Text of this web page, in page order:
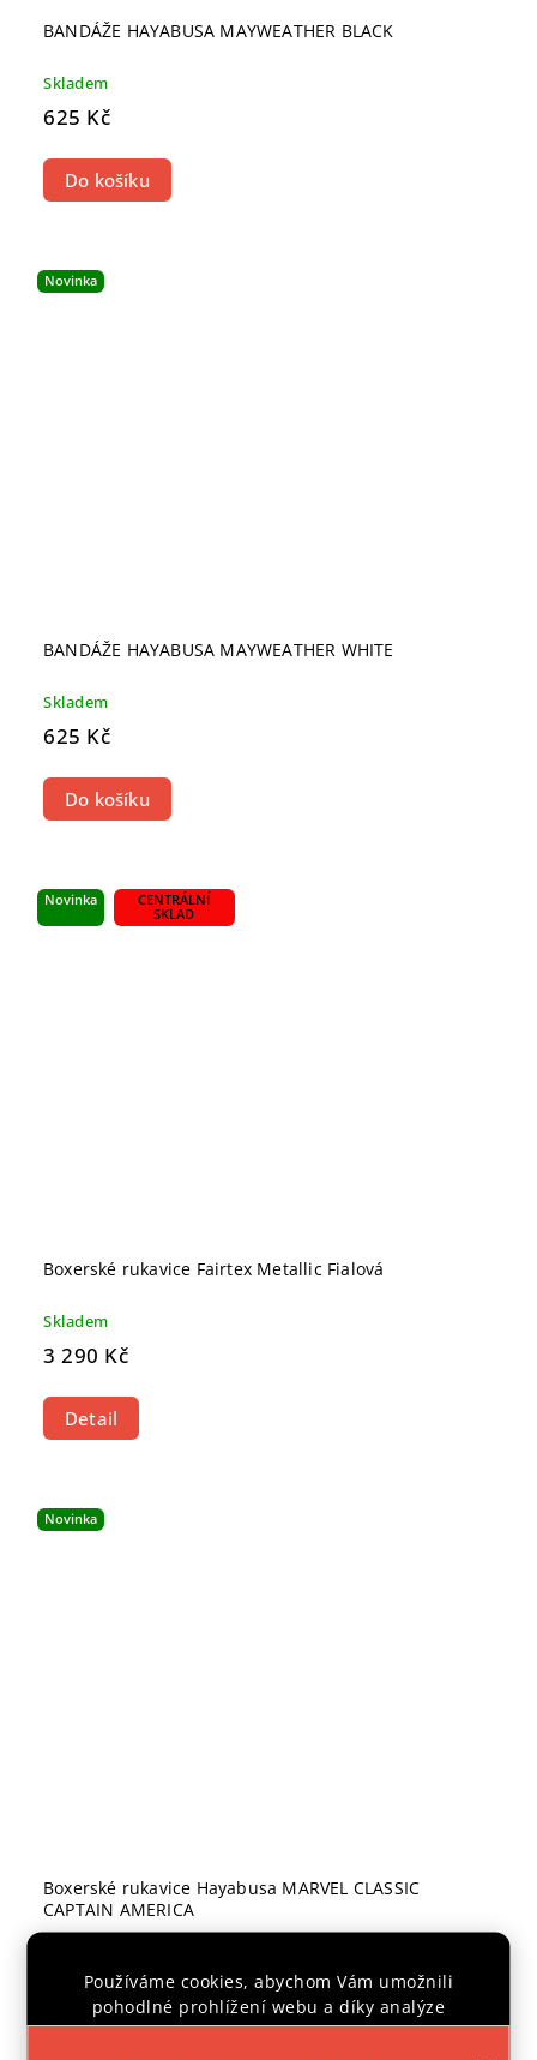
Používáme cookies, abychom Vám umožnili
pohodlné prohlížení webu a díky analýze
provozu webu neustále zlepšovali jeho funkce,
BANDÁŽE HAYABUSA MAYWEATHER BLACK
Skladem
625 Kč
Do košíku
Novinka
BANDÁŽE HAYABUSA MAYWEATHER WHITE
Skladem
625 Kč
Do košíku
Novinka
CENTRÁLNÍ
SKLAD
Boxerské rukavice Fairtex Metallic Fialová
Skladem
3 290 Kč
Detail
Novinka
Boxerské rukavice Hayabusa MARVEL CLASSIC
CAPTAIN AMERICA
3 225 Kč
–17 %
2 650 Kč